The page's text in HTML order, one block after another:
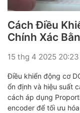
Cách Điều
Chính Xác
15 thg 4 2025 20:23
Điều khiển động cơ
ổn định và hiệu suất
cách áp dụng
encoder để tối ưu